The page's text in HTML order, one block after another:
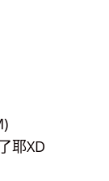
耶XD